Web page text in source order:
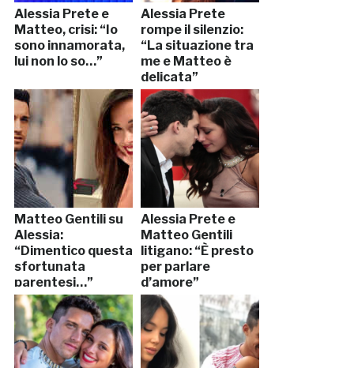
Alessia Prete e
Matteo, crisi: “Io
sono innamorata,
lui non lo so…”
Alessia Prete
rompe il silenzio:
“La situazione tra
me e Matteo è
delicata”
Matteo Gentili su
Alessia:
“Dimentico questa
sfortunata
parentesi…”
Alessia Prete e
Matteo Gentili
litigano: “È presto
per parlare
d’amore”